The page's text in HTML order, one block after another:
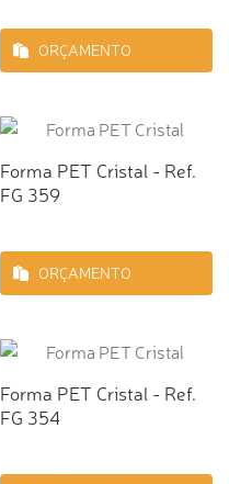
ORÇAMENTO
Forma PET Cristal - Ref.
FG 359
ORÇAMENTO
Forma PET Cristal - Ref.
FG 354